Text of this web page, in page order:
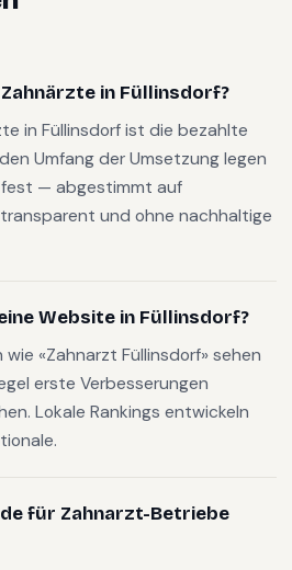
in Füllinsdorf?
in Füllinsdorf ist die bezahlte
Umfang der Umsetzung legen
fest — abgestimmt auf
und ohne nachhaltige
Website in Füllinsdorf?
«Zahnarzt Füllinsdorf» sehen
erste Verbesserungen
Lokale Rankings entwickeln
für Zahnarzt-Betriebe